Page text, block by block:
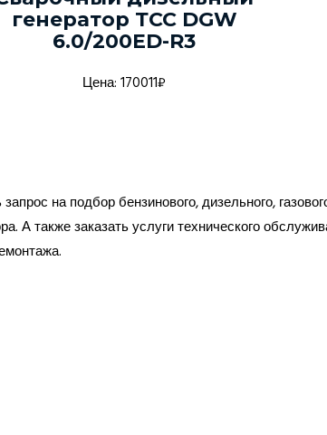
генератор ТСС DGW
6.0/200ED-R3
Цена: 170011₽
на подбор бензинового, дизельного,
А также заказать услуги технического